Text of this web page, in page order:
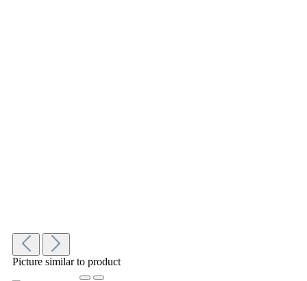
Picture similar to product